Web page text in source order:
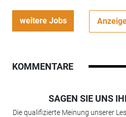
weitere Jobs
KOMMENTARE
SAGEN SIE UNS
Die qualifizierte Meinung unserer